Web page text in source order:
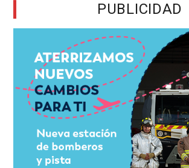
PUBLICIDAD